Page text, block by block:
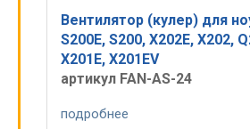
Вентилятор (кулер) для
S200E, S200, X202E, X202,
X201E, X201EV
артикул FAN-AS-24
подробнее